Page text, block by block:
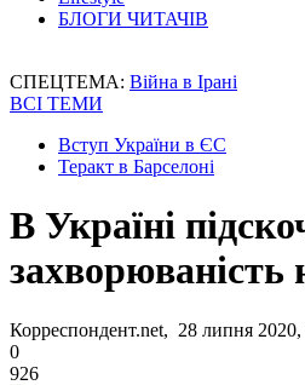
БЛОГИ ЧИТАЧІВ
СПЕЦТЕМА: Війна в Ірані
ВСІ ТЕМИ
Вступ України в ЄС
Теракт в Барселоні
В Україні
Корреспондент.net, 28 липня 2020,
0
926